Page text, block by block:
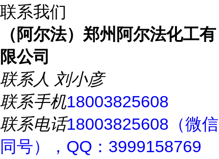
联系我们
（阿尔法）郑州阿尔法化工有
限公司
联系人 刘小彦
联系手机18003825608
联系电话18003825608（微信
同号），QQ：3999158769